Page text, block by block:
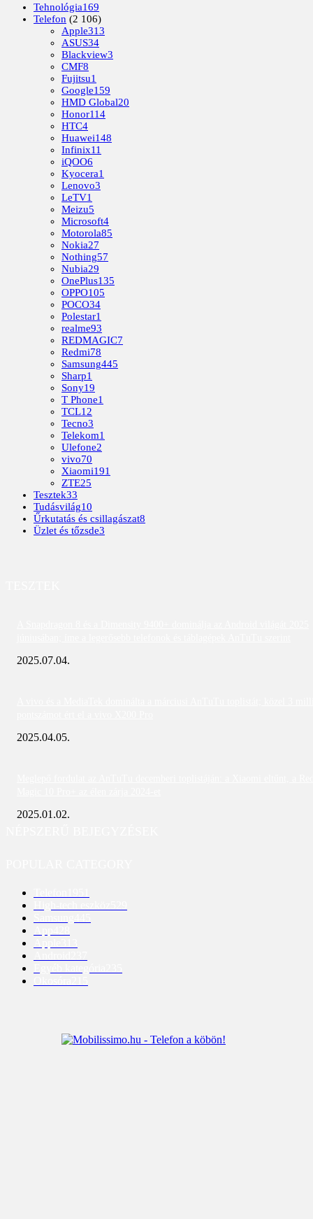
Tehnológia169
Telefon (2 106)
Apple313
ASUS34
Blackview3
CMF8
Fujitsu1
Google159
HMD Global20
Honor114
HTC4
Huawei148
Infinix11
iQOO6
Kyocera1
Lenovo3
LeTV1
Meizu5
Microsoft4
Motorola85
Nokia27
Nothing57
Nubia29
OnePlus135
OPPO105
POCO34
Polestar1
realme93
REDMAGIC7
Redmi78
Samsung445
Sharp1
Sony19
T Phone1
TCL12
Tecno3
Telekom1
Ulefone2
vivo70
Xiaomi191
ZTE25
Tesztek33
Tudásvilág10
Űrkutatás és csillagászat8
Üzlet és tőzsde3
2025.07.04.
2025.04.05.
2025.01.02.